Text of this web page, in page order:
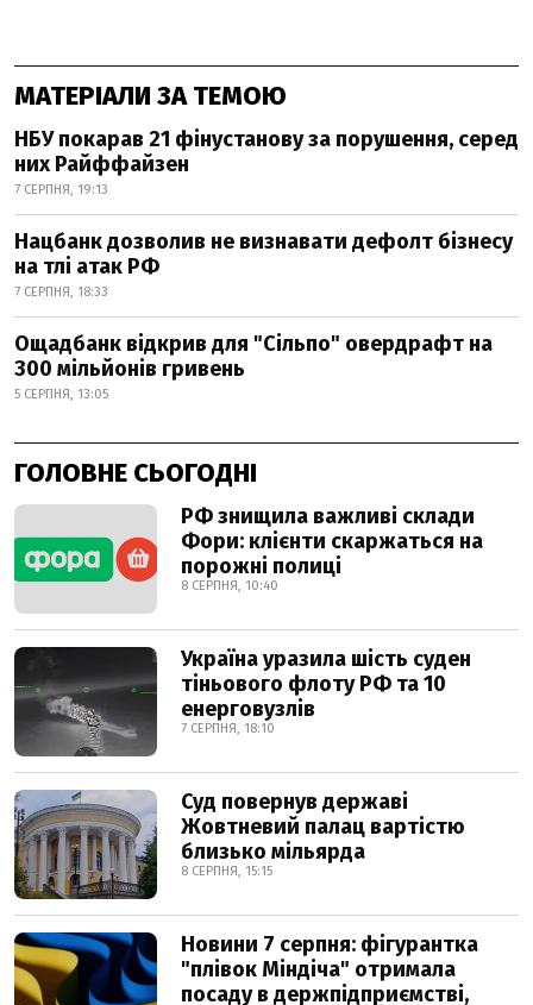
МАТЕРІАЛИ ЗА ТЕМОЮ
НБУ покарав 21 фінустанову за порушення, серед
них Райффайзен
7 СЕРПНЯ, 19:13
Нацбанк дозволив не визнавати дефолт бізнесу
на тлі атак РФ
7 СЕРПНЯ, 18:33
Ощадбанк відкрив для "Сільпо" овердрафт на
300 мільйонів гривень
5 СЕРПНЯ, 13:05
ГОЛОВНЕ СЬОГОДНІ
РФ знищила важливі склади
Фори: клієнти скаржаться на
порожні полиці
8 СЕРПНЯ, 10:40
Україна уразила шість суден
тіньового флоту РФ та 10
енерговузлів
7 СЕРПНЯ, 18:10
Суд повернув державі
Жовтневий палац вартістю
близько мільярда
8 СЕРПНЯ, 15:15
Новини 7 серпня: фігурантка
"плівок Міндіча" отримала
посаду в держпідприємстві,